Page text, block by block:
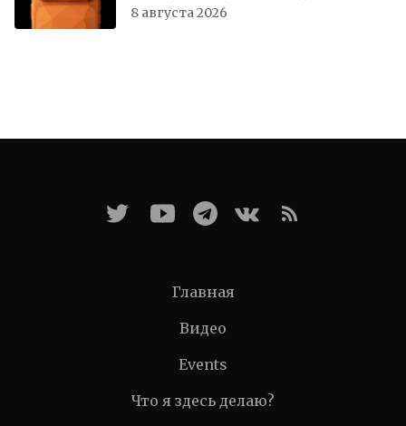
8 августа 2026
Главная
Видео
Events
Что я здесь делаю?